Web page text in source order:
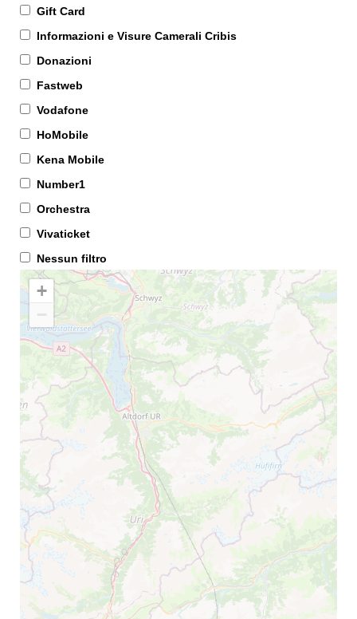
Gift Card
Informazioni e Visure Camerali Cribis
Donazioni
Fastweb
Vodafone
HoMobile
Kena Mobile
Number1
Orchestra
Vivaticket
Nessun filtro
+